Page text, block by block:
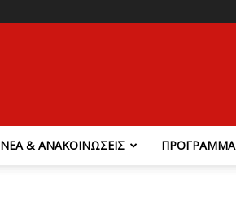
ΝΕΑ & ΑΝΑΚΟΙΝΩΣΕΙΣ ΠΡΟΓΡΑΜΜΑ